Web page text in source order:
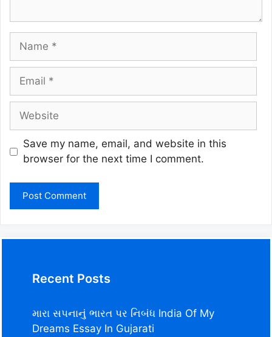
Name
Email
Website
Save my name, email, and website in this
browser for the next time I comment.
Recent Posts
મારા સપનાનું ભારત પર નિબંધ India Of My
Dreams Essay In Gujarati